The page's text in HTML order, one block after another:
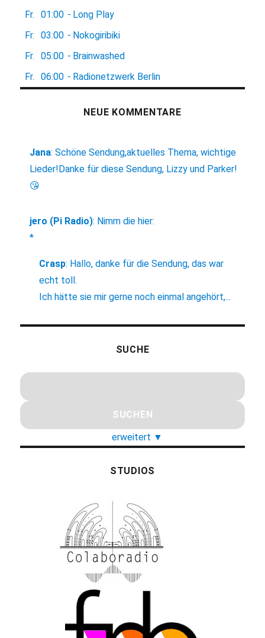
Fr. 01:00 - Long Play
Fr.
03:00 - Nokogiribiki
Fr.
05:00 - Brainwashed
Fr.
06:00 - Radionetzwerk Berlin
NEUE KOMMENTARE
Jana:Schöne Sendung,aktuelles Thema, wichtige
Lieder!Danke für diese Sendung, Lizzy und Parker!
😘
jero (Pi Radio): Nimm die hier:
*
Crasp: Hallo, danke für die Sendung, das war
echt toll.
Ich hätte sie mir gerne noch einmal angehört,...
SUCHE
erweitert ▼
STUDIOS